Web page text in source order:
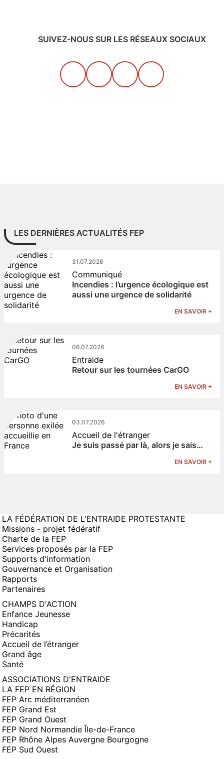
SUIVEZ-NOUS SUR LES RÉSEAUX SOCIAUX
LES DERNIÈRES ACTUALITÉS FEP
31.07.2026
Communiqué
Incendies : l’urgence écologique est
aussi une urgence de solidarité
EN SAVOIR +
06.07.2026
Entraide
Retour sur les tournées CarGO
EN SAVOIR +
03.07.2026
Accueil de l'étranger
Je suis passé par là, alors je sais…
EN SAVOIR +
LA FÉDÉRATION DE L'ENTRAIDE PROTESTANTE
Missions - projet fédératif
Charte de la FEP
Services proposés par la FEP
Supports d'information
Gouvernance et Organisation
Rapports
Partenaires
CHAMPS D'ACTION
Enfance Jeunesse
Handicap
Précarités
Accueil de l’étranger
Grand âge
Santé
ASSOCIATIONS D'ENTRAIDE
LA FEP EN RÉGION
FEP Arc méditerranéen
FEP Grand Est
FEP Grand Ouest
FEP Nord Normandie Île-de-France
FEP Rhône Alpes Auvergne Bourgogne
FEP Sud Ouest